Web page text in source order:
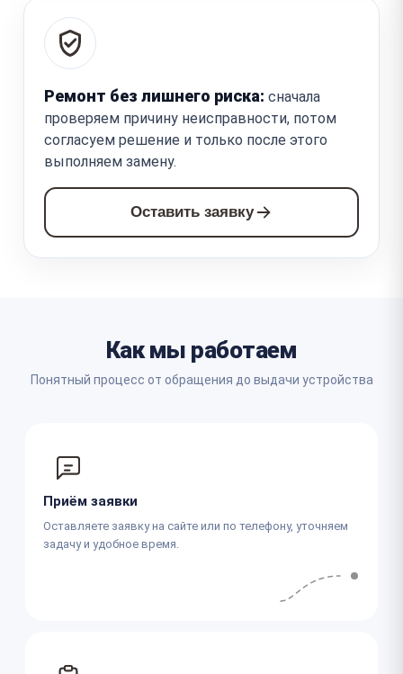
Ремонт без лишнего риска: сначала
проверяем причину неисправности, потом
согласуем решение и только после этого
выполняем замену.
Оставить заявку
Как мы работаем
Понятный процесс от обращения до выдачи устройства
Приём заявки
Оставляете заявку на сайте или по телефону, уточняем
задачу и удобное время.